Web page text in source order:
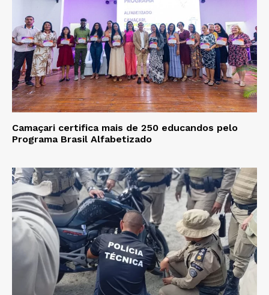
Camaçari certifica mais de 250 educandos pelo
Programa Brasil Alfabetizado